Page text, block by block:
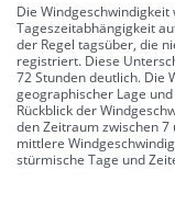
Die
Tageszeitabhängigkeit
der Regel tagsüber, die
registriert. Diese
72 Stunden deutlich. Die
geographischer Lage
Rückblick der
den Zeitraum zwischen 7
mittlere
stürmische Tage und